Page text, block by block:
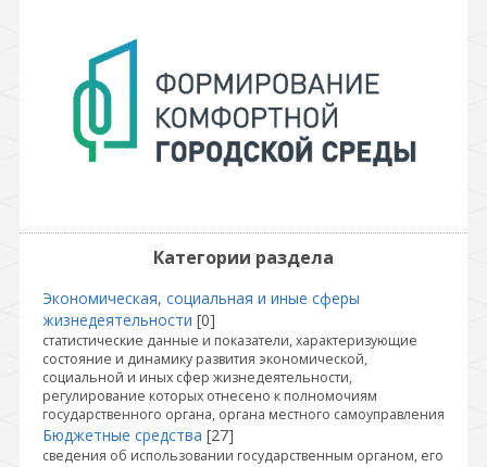
Категории раздела
Экономическая, социальная и иные сферы
жизнедеятельности [0]
статистические данные и показатели, характеризующие
состояние и динамику развития экономической,
социальной и иных сфер жизнедеятельности,
регулирование которых отнесено к полномочиям
государственного органа, органа местного самоуправления
Бюджетные средства [27]
сведения об использовании государственным органом, его